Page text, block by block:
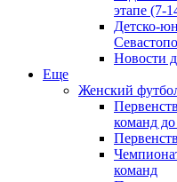
этапе (7-
Детско-
Новости
Еще
Женский
команд
команд